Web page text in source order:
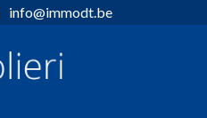
info@immodt.be